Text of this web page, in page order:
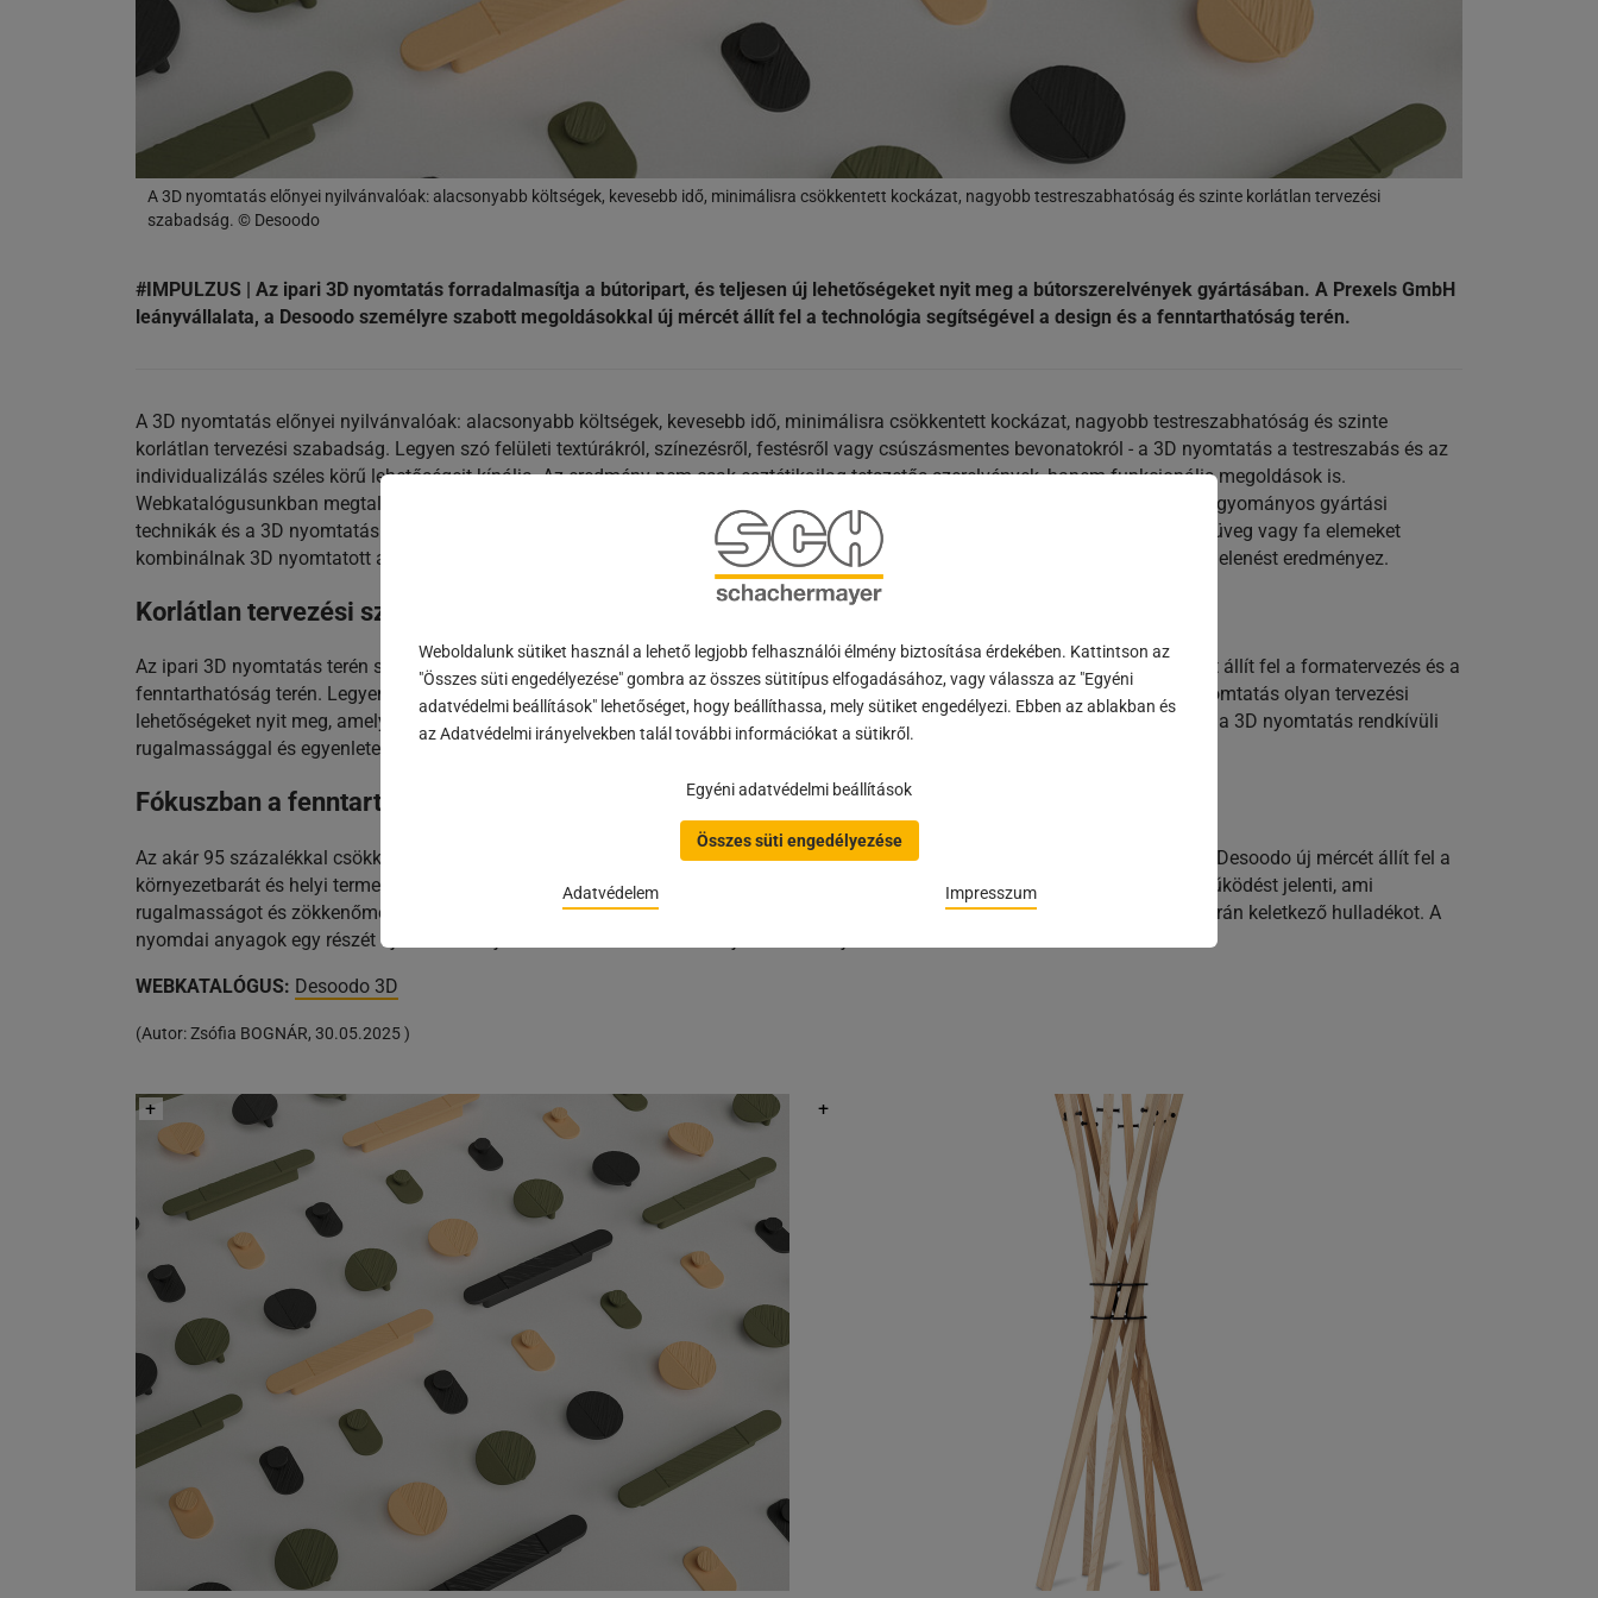
Weboldalunk sütiket használ a lehető legjobb felhasználói élmény biztosítása érdekében. Kattintson az
"Összes süti engedélyezése" gombra az összes sütitípus elfogadásához, vagy válassza az "Egyéni
adatvédelmi beállítások" lehetőséget, hogy beállíthassa, mely sütiket engedélyezi. Ebben az ablakban és
az Adatvédelmi irányelvekben talál további információkat a sütikről.
Egyéni adatvédelmi beállítások
Összes süti engedélyezése
Adatvédelem Impresszum
A 3D nyomtatás előnyei nyilvánvalóak: alacsonyabb költségek, kevesebb idő, minimálisra csökkentett kockázat, nagyobb testreszabhatóság és szinte korlátlan tervezési
szabadság. © Desoodo
#IMPULZUS | Az ipari 3D nyomtatás forradalmasítja a bútoripart, és teljesen új lehetőségeket nyit meg a bútorszerelvények gyártásában. A Prexels GmbH
leányvállalata, a Desoodo személyre szabott megoldásokkal új mércét állít fel a technológia segítségével a design és a fenntarthatóság terén.
A 3D nyomtatás előnyei nyilvánvalóak: alacsonyabb költségek, kevesebb idő, minimálisra csökkentett kockázat, nagyobb testreszabhatóság és szinte
korlátlan tervezési szabadság. Legyen szó felületi textúrákról, színezésről, festésről vagy csúszásmentes bevonatokról - a 3D nyomtatás a testreszabás és az
individualizálás széles körű lehetőségeit kínálja. Az eredmény nem csak esztétikailag tetszetős szerelvények, hanem funkcionális megoldások is.
Webkatalógusunkban megtalálja a FeelThree kollekciót fogantyúkkal, kabátkampókkal vagy a Desoodo Mikado kabáttartót. A hagyományos gyártási
technikák és a 3D nyomtatás kombinációja lehetővé teszi olyan bútorok és bútorszerelvények kifejlesztését, amelyek alumínium, üveg vagy fa elemeket
kombinálnak 3D nyomtatott alkatrészekkel. Mindkét eljárás erősségeit optimálisan kihasználva egyszerű, időtlen és elegáns megjelenést eredményez.
Korlátlan tervezési szabadság
Az ipari 3D nyomtatás terén szerzett sokéves tapasztalatával a német Prexels vállalat és leányvállalata, a Desoodo szabványokat állít fel a formatervezés és a
fenntarthatóság terén. Legyen szó összetett formákról, belső csatornákról vagy mozgatható funkcionális alkatrészekről: A 3D nyomtatás olyan tervezési
lehetőségeket nyit meg, amelyek a hagyományos gyártási eljárásokkal nem valósíthatók meg. Különösen a sorozatgyártás során a 3D nyomtatás rendkívüli
rugalmassággal és egyenletes minőséggel tűnik ki.
Fókuszban a fenntarthatóság
Az akár 95 százalékkal csökkentett ökológiai lábnyomával, a kibocsátásmentes villamos energiával és a regionális termeléssel a Desoodo új mércét állít fel a
környezetbarát és helyi termelés terén. A „Made in Bavaria” a gyors reakcióidőt és a regionális beszállítókkal való szoros együttműködést jelenti, ami
rugalmasságot és zökkenőmentes projektfolyamatot biztosít. Az optimalizált gyártási folyamat jelentősen csökkenti a gyártás során keletkező hulladékot. A
nyomdai anyagok egy részét újrahasznosítják és fenntartható módon újrafelhasználják.
WEBKATALÓGUS: Desoodo 3D
(Autor:Zsófia BOGNÁR, 30.05.2025)